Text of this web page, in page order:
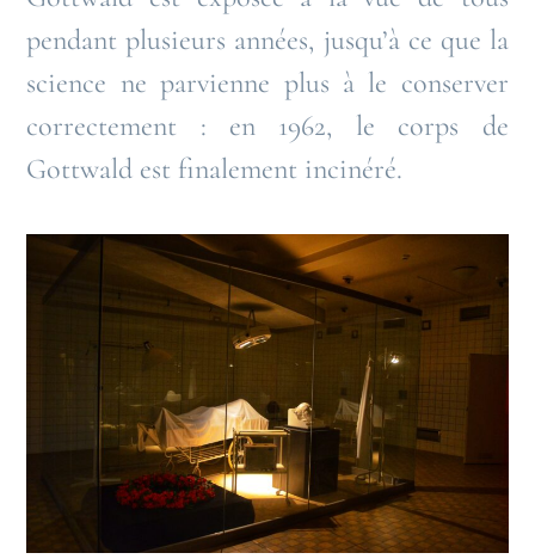
pendant plusieurs années, jusqu’à ce que la
science ne parvienne plus à le conserver
correctement : en 1962, le corps de
Gottwald est finalement incinéré.